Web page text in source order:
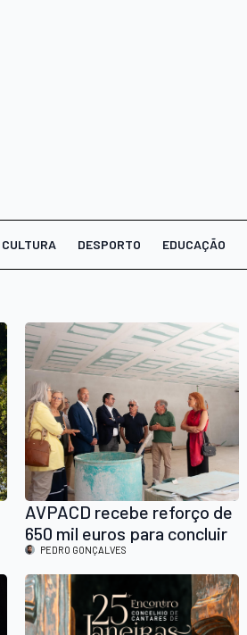
CULTURA DESPORTO EDUCAÇÃO
AVPACD recebe reforço de
650 mil euros para concluir
lar residencial
PEDRO GONÇALVES